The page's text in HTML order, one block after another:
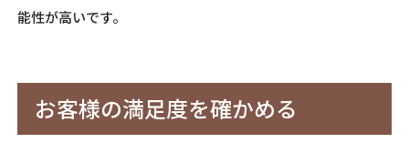
能性が高いです。
お客様の満足度を確かめる